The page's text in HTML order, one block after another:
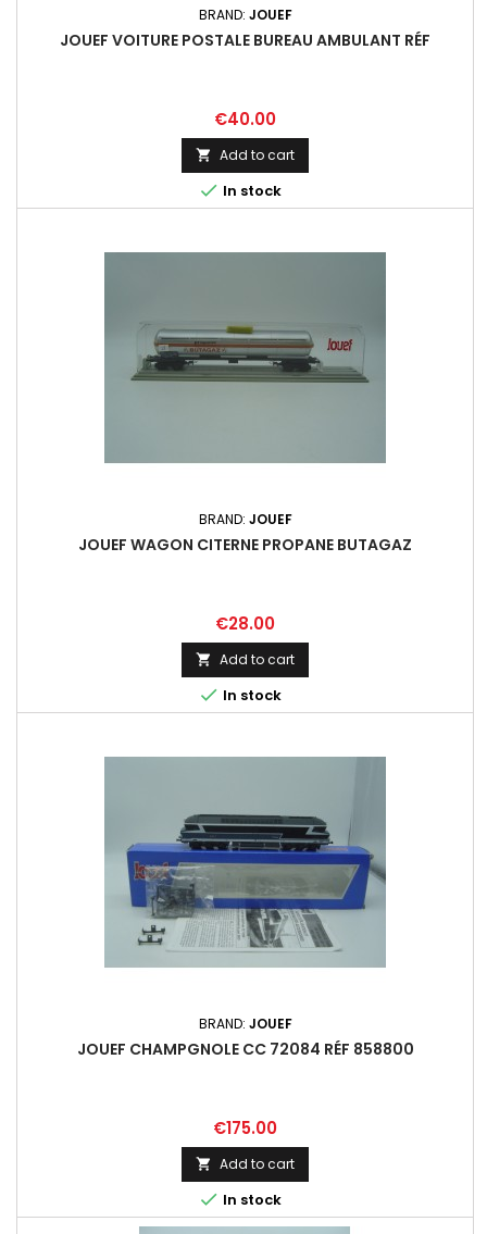
BRAND: JOUEF
JOUEF VOITURE POSTALE BUREAU AMBULANT RÉF
Price
€40.00
 Add to cart
 In stock
BRAND: JOUEF
JOUEF WAGON CITERNE PROPANE BUTAGAZ
Price
€28.00
 Add to cart
 In stock
BRAND: JOUEF
JOUEF CHAMPGNOLE CC 72084 RÉF 858800
Price
€175.00
 Add to cart
 In stock